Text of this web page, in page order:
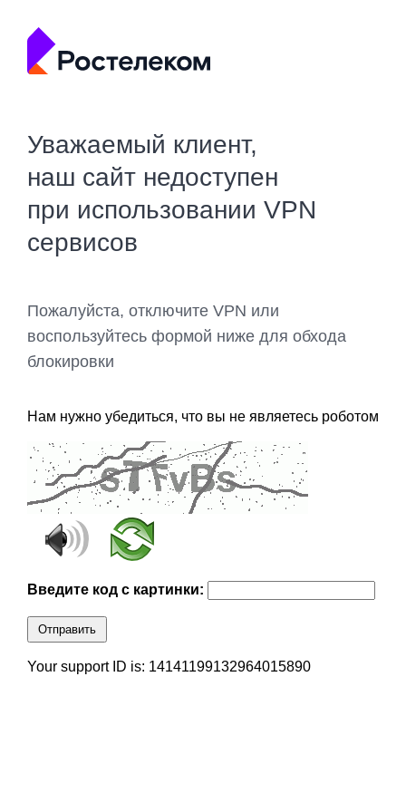
Уважаемый клиент,
наш сайт недоступен
при использовании VPN
сервисов
Пожалуйста, отключите VPN или
воспользуйтесь формой ниже для обхода
блокировки
Нам нужно убедиться, что вы не являетесь роботом
Введите код с картинки:
Отправить
Your support ID is: 14141199132964015890